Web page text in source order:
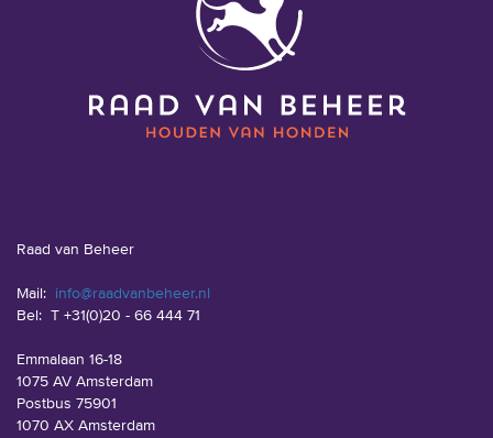
Raad van Beheer
Mail: info@raadvanbeheer.nl
Bel: T +31(0)20 - 66 444 71
Emmalaan 16-18
1075 AV Amsterdam
Postbus 75901
1070 AX Amsterdam